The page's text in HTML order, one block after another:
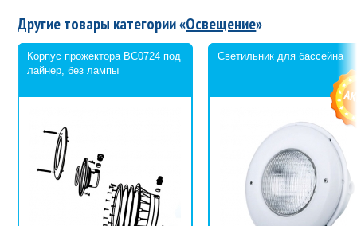
Другие товары категории «Освещение»
Корпус прожектора BC0724 под
лайнер, без лампы
Светильник для бассейна